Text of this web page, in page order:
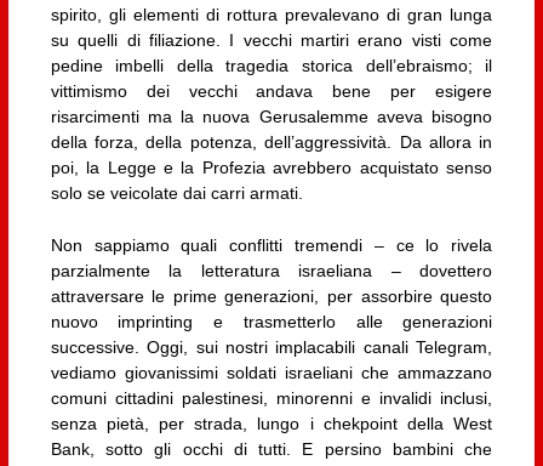
spirito, gli elementi di rottura prevalevano di gran lunga
su quelli di filiazione. I vecchi martiri erano visti come
pedine imbelli della tragedia storica dell’ebraismo; il
vittimismo dei vecchi andava bene per esigere
risarcimenti ma la nuova Gerusalemme aveva bisogno
della forza, della potenza, dell’aggressività. Da allora in
poi, la Legge e la Profezia avrebbero acquistato senso
solo se veicolate dai carri armati.
Non sappiamo quali conflitti tremendi – ce lo rivela
parzialmente la letteratura israeliana – dovettero
attraversare le prime generazioni, per assorbire questo
nuovo imprinting e trasmetterlo alle generazioni
successive. Oggi, sui nostri implacabili canali Telegram,
vediamo giovanissimi soldati israeliani che ammazzano
comuni cittadini palestinesi, minorenni e invalidi inclusi,
senza pietà, per strada, lungo i chekpoint della West
Bank, sotto gli occhi di tutti. E persino bambini che